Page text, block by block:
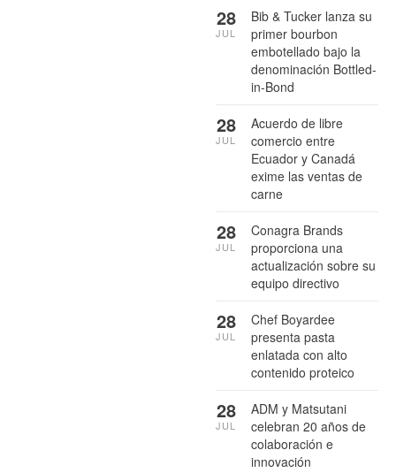
Bib & Tucker lanza su
primer bourbon
embotellado bajo la
denominación Bottled-
in-Bond
28
JUL
Acuerdo de libre
comercio entre
Ecuador y Canadá
exime las ventas de
carne
28
JUL
Conagra Brands
proporciona una
actualización sobre su
equipo directivo
28
JUL
Chef Boyardee
presenta pasta
enlatada con alto
contenido proteico
28
JUL
ADM y Matsutani
celebran 20 años de
colaboración e
innovación
28
JUL